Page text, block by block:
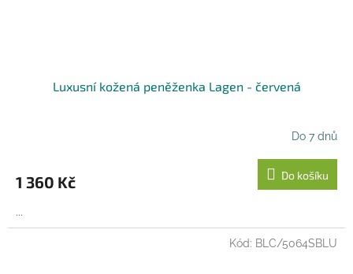
Luxusní kožená peněženka Lagen - červená
Do 7 dnů
1 360 Kč Do košíku
...
Kód: BLC/5064SBLU